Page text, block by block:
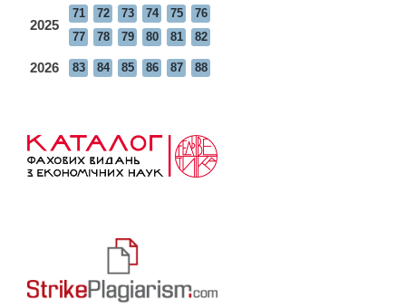
2025
71 72 73 74 75
76
77
78 79 80 81 82
2026 83 84 85 86 87 88